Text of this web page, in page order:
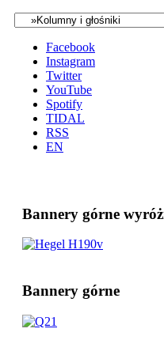
Facebook
Instagram
Twitter
YouTube
Spotify
TIDAL
RSS
EN
Bannery górne
Bannery górne